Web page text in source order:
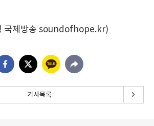
국제방송 soundofhope.kr)
기사목록